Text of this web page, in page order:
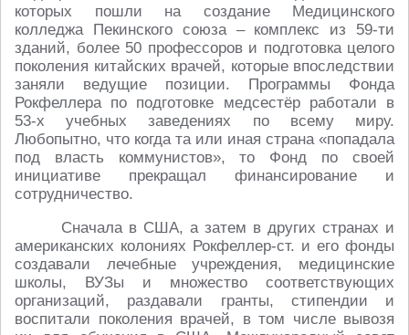
которых пошли на создание Медицинского
колледжа Пекинского союза – комплекс из 59-ти
зданий, более 50 профессоров и подготовка целого
поколения китайских врачей, которые впоследствии
заняли ведущие позиции. Программы Фонда
Рокфеллера по подготовке медсестёр работали в
53-х учебных заведениях по всему миру.
Любопытно, что когда та или иная страна «попадала
под власть коммунистов», то Фонд по своей
инициативе прекращал финансирование и
сотрудничество.
Сначала в США, а затем в других странах и
американских колониях Рокфеллер-ст. и его фонды
создавали лечебные учреждения, медицинские
школы, ВУЗы и множество соответствующих
организаций, раздавали гранты, стипендии и
воспитали поколения врачей, в том числе вывозя